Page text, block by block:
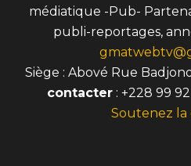
médiatique -Pub-
publi-reportages,
Siège : Abové Rue
contacter : +228 99
Soutenez la